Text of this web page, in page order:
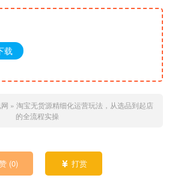
载
» 淘宝无货源精细化运营玩法，从选品到起店
的全流程实操
(0)  打赏